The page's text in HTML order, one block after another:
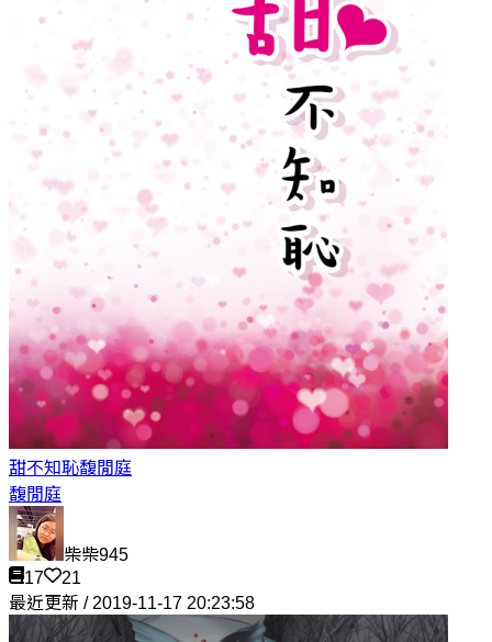
甜不知恥馥閒庭
馥閒庭
柴柴945
17
21
最近更新 / 2019-11-17 20:23:58